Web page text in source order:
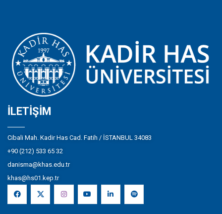
İLETIŞIM
Cibali Mah. Kadir Has Cad. Fatih / İSTANBUL 34083
+90 (212) 533 65 32
danisma@khas.edu.tr
khas@hs01.kep.tr